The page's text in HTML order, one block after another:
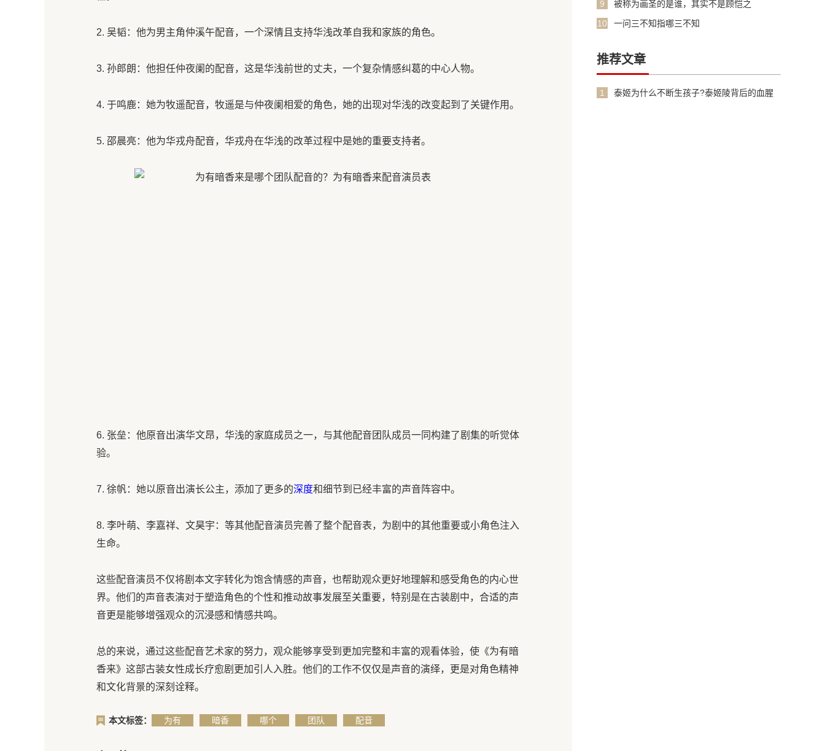
2. 吴韬：他为男主角仲溪午配音，一个深情且支持华浅改革自我和家族的角色。
3. 孙郎朗：他担任仲夜阑的配音，这是华浅前世的丈夫，一个复杂情感纠葛的中心人物。
4. 于鸣鹿：她为牧遥配音，牧遥是与仲夜阑相爱的角色，她的出现对华浅的改变起到了关键作用。
5. 邵晨亮：他为华戎舟配音，华戎舟在华浅的改革过程中是她的重要支持者。
6. 张垒：他原音出演华文昂，华浅的家庭成员之一，与其他配音团队成员一同构建了剧集的听觉体
验。
7. 徐帆：她以原音出演长公主，添加了更多的深度和细节到已经丰富的声音阵容中。
8. 李叶萌、李嘉祥、文昊宇：等其他配音演员完善了整个配音表，为剧中的其他重要或小角色注入
生命。
这些配音演员不仅将剧本文字转化为饱含情感的声音，也帮助观众更好地理解和感受角色的内心世
界。他们的声音表演对于塑造角色的个性和推动故事发展至关重要，特别是在古装剧中，合适的声
音更是能够增强观众的沉浸感和情感共鸣。
总的来说，通过这些配音艺术家的努力，观众能够享受到更加完整和丰富的观看体验，使《为有暗
香来》这部古装女性成长疗愈剧更加引人入胜。他们的工作不仅仅是声音的演绎，更是对角色精神
和文化背景的深刻诠释。
本文标签： 为有 暗香 哪个 团队 配音
9
被称为画圣的是谁，其实不是顾恺之
10
一问三不知指哪三不知
推荐文章
1
泰姬为什么不断生孩子?泰姬陵背后的血腥